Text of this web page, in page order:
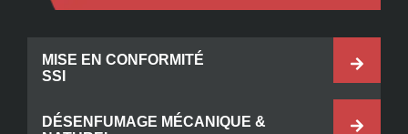
MISE EN CONFORMITÉ
SSI
DÉSENFUMAGE MÉCANIQUE &